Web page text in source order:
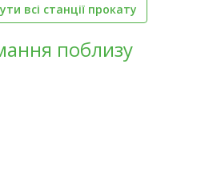
всі станції прокату
поблизу